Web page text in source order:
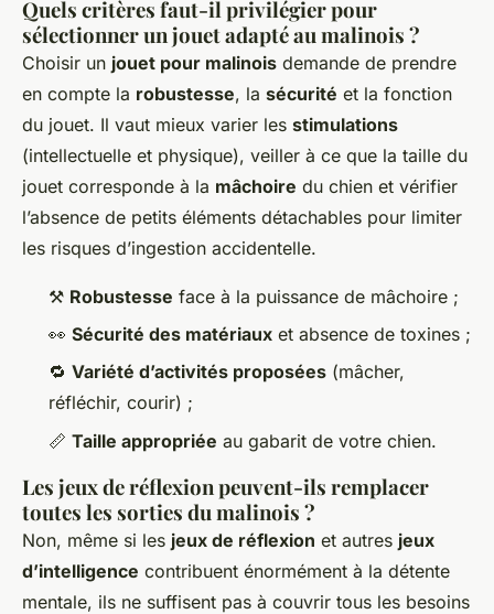
Quels critères faut-il privilégier pour
sélectionner un jouet adapté au malinois ?
Choisir un jouet pour malinois demande de prendre
en compte la robustesse, la sécurité et la fonction
du jouet. Il vaut mieux varier les stimulations
(intellectuelle et physique), veiller à ce que la taille du
jouet corresponde à la mâchoire du chien et vérifier
l’absence de petits éléments détachables pour limiter
les risques d’ingestion accidentelle.
⚒️ Robustesse face à la puissance de mâchoire ;
👀 Sécurité des matériaux et absence de toxines ;
🔁 Variété d’activités proposées (mâcher,
réfléchir, courir) ;
📏 Taille appropriée au gabarit de votre chien.
Les jeux de réflexion peuvent-ils remplacer
toutes les sorties du malinois ?
Non, même si les jeux de réflexion et autres jeux
d’intelligence contribuent énormément à la détente
mentale, ils ne suffisent pas à couvrir tous les besoins